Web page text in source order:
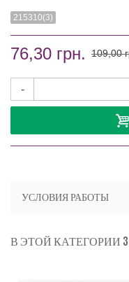
215310(3)
76,30 грн. 109,00
-
УСЛОВИЯ РАБОТЫ
В ЭТОЙ КАТЕГОРИИ